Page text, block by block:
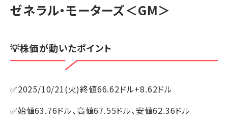
ゼネラル・モーターズ＜GM＞
💡株価が動いたポイント
✅2025/10/21(火)終値66.62ドル+8.62ドル
✅始値63.76ドル、高値67.55ドル、安値62.36ドル